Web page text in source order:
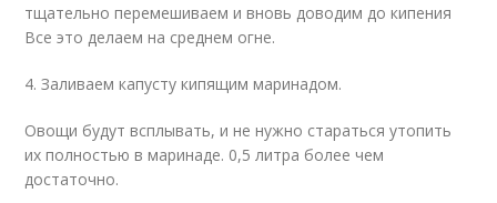
тщательно перемешиваем и вновь доводим до кипения
Все это делаем на среднем огне.
4. Заливаем капусту кипящим маринадом.
Овощи будут всплывать, и не нужно стараться утопить
их полностью в маринаде. 0,5 литра более чем
достаточно.